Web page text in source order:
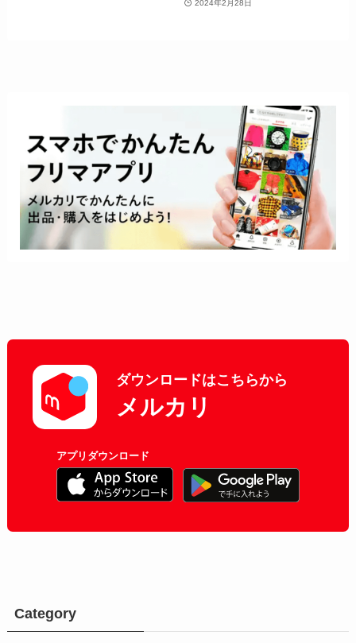
2024年2月28日
ダウンロードはこちらから
メルカリ
アプリダウンロード
Category